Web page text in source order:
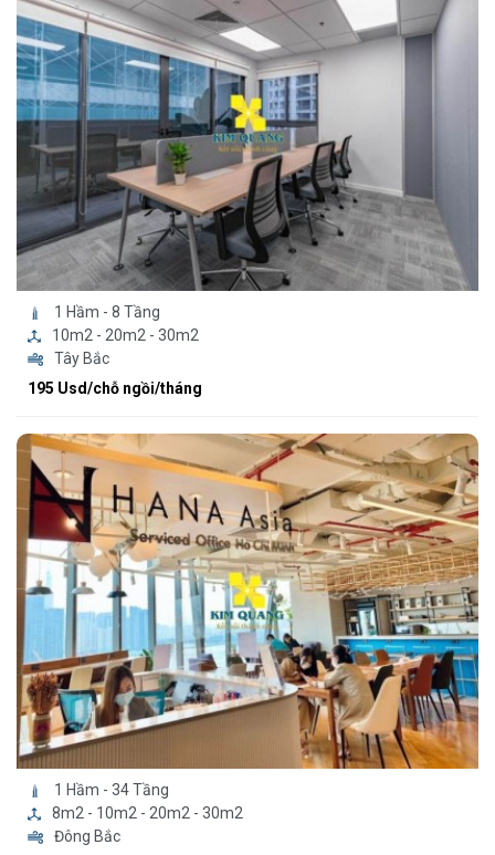
1 Hầm - 8 Tầng
10m2 - 20m2 - 30m2
Tây Bắc
195 Usd/chỗ ngồi/tháng
1 Hầm - 34 Tầng
8m2 - 10m2 - 20m2 - 30m2
Đông Bắc